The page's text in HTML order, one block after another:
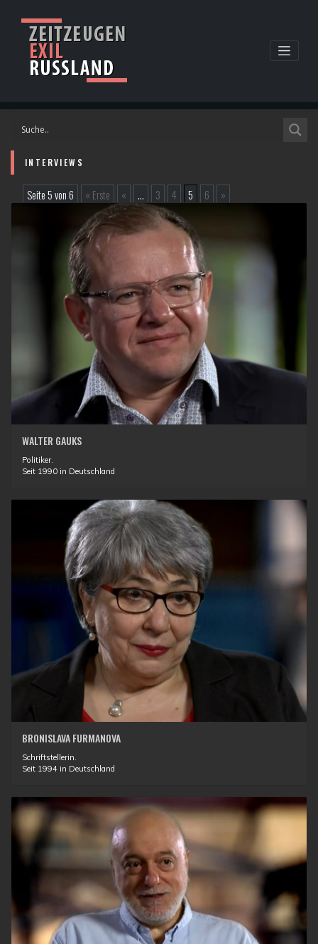
INTERVIEWS
Seite 5 von 6 « Erste « ... 3 4 5 6 »
WALTER GAUKS
Politiker.
Seit 1990 in Deutschland
BRONISLAVA FURMANOVA
Schriftstellerin.
Seit 1994 in Deutschland